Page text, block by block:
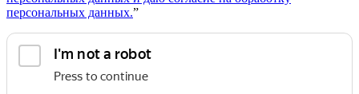
персональных данных.”